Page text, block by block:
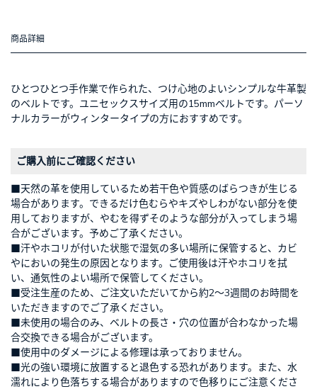
商品詳細
ひとつひとつ手作業で作られた、つけ心地のよいシンプルな牛革製
のベルトです。ユニセックスサイズ用の15mmベルトです。パーソ
ナルカラーがウィンタータイプの方におすすめです。
ご購入前にご確認ください
■天然の革を使用しているため若干色や質感のばらつきが生じる
場合があります。できるだけ色むらやキズやしわがない部分を使
用しておりますが、やむを得ずそのような部分が入ってしまう場
合がございます。予めご了承ください。
■汗やホコリが付いた状態で湿気の多い場所に保管すると、カビ
においの発生の原因となります。ご使用後は汗やホコリを拭
い、通気性のよい場所で保管してください。
■受注生産のため、ご注文いただいてから約2～3週間のお時間を
いただきますのでご了承ください。
■未使用の場合のみ、ベルトの長さ・穴の位置が合わなかった場
合交換できる場合がございます。
■使用中のダメージによる修理は承っておりません。
■光の強い環境に放置すると退色する恐れがあります。また、水
濡れにより色落ちする場合がありますので色移りにご注意くださ